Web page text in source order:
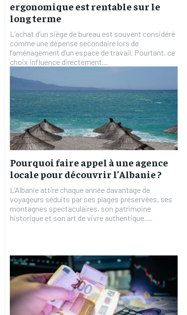
ergonomique est rentable sur le
long terme
L’achat d’un siège de bureau est souvent considéré
comme une dépense secondaire lors de
l’aménagement d’un espace de travail. Pourtant, ce
choix influence directement...
Pourquoi faire appel à une agence
locale pour découvrir l’Albanie ?
L’Albanie attire chaque année davantage de
voyageurs séduits par ses plages préservées, ses
montagnes spectaculaires, son patrimoine
historique et son art de vivre authentique....